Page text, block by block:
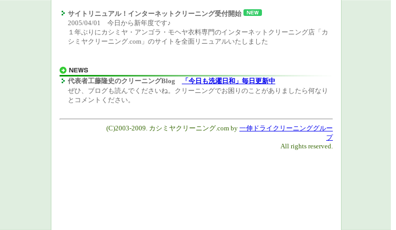
サイトリニュアル！インターネットクリーニング受付開始
2005/04/01 今日から新年度です♪
１年ぶりにカシミヤ・アンゴラ・モヘヤ衣料専門のインターネットクリーニング店「カ
シミヤクリーニング.com」のサイトを全面リニュアルいたしました
代表者工藤隆史のクリーニングBlog
「今日も洗濯日和」毎日更新中
ぜひ、ブログも読んでくださいね。クリーニングでお困りのことがありましたら何なり
とコメントください。
(C)2003-2009. カシミヤクリーニング.com by 一伸ドライクリーニンググルー
プ
All rights reserved.